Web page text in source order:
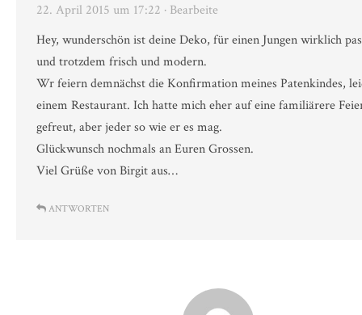
22. April 2015 um 17:22 · Bearbeite
Hey, wunderschön ist deine Deko, für einen Jungen wirklich
und trotzdem frisch und modern.
Wr feiern demnächst die Konfirmation meines Patenkindes,
einem Restaurant. Ich hatte mich eher auf eine familiärere
gefreut, aber jeder so wie er es mag.
Glückwunsch nochmals an Euren Grossen.
Viel Grüße von Birgit aus…
ANTWORTEN